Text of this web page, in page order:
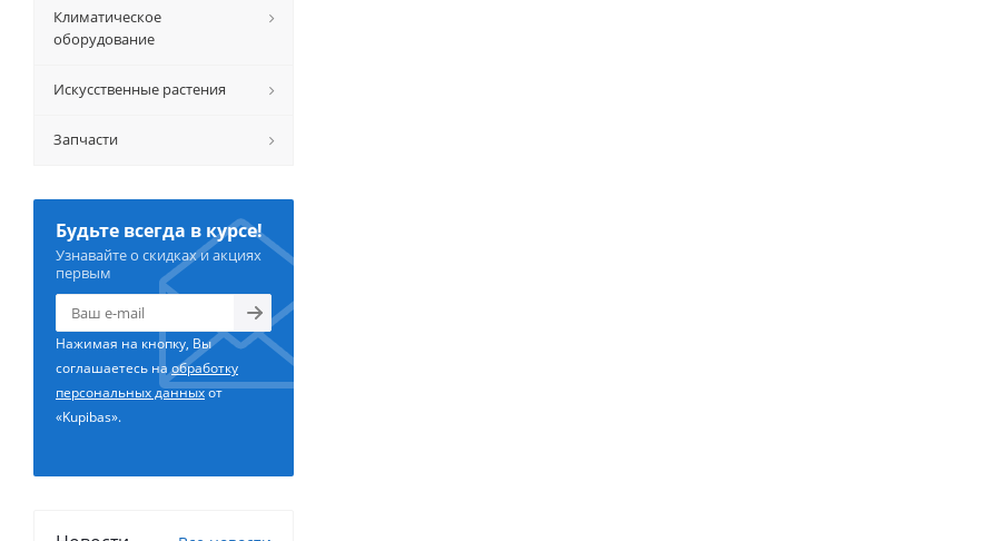
Климатическое
оборудование
Искусственные растения
Запчасти
Будьте всегда в курсе!
Узнавайте о скидках и акциях
первым
Нажимая на кнопку, Вы
соглашаетесь наобработку
персональных данныхот
«Kupibas».